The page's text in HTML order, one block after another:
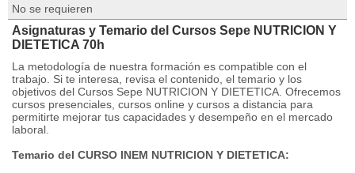
No se requieren
Asignaturas y Temario del Cursos Sepe NUTRICION Y
DIETETICA 70h
La metodología de nuestra formación es compatible con el
trabajo. Si te interesa, revisa el contenido, el temario y los
objetivos del Cursos Sepe NUTRICION Y DIETETICA. Ofrecemos
cursos presenciales, cursos online y cursos a distancia para
permitirte mejorar tus capacidades y desempeño en el mercado
laboral.
Temario del CURSO INEM NUTRICION Y DIETETICA: